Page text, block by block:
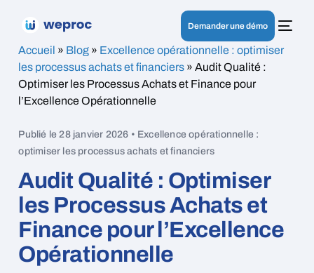
Demander une démo
Accueil » Blog » Excellence opérationnelle : optimiser
les processus achats et financiers »Audit Qualité :
Optimiser les Processus Achats et Finance pour
l’Excellence Opérationnelle
Publié le 28 janvier 2026 • Excellence opérationnelle :
optimiser les processus achats et financiers
Audit Qualité : Optimiser
les Processus Achats et
Finance pour l’Excellence
Opérationnelle